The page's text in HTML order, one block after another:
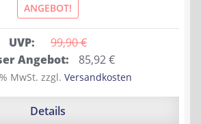
ANGEBOT!
UVP: 99,90 €
Angebot: 85,92€Aktueller
Preis
ist:
MwSt. zzgl. Versandkosten
Details